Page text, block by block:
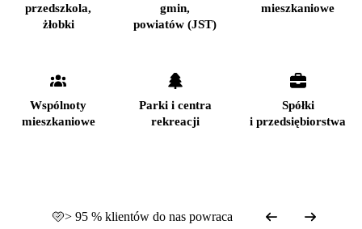
przedszkola,
żłobki
gmin,
powiatów (JST)
mieszkaniowe
Wspólnoty
mieszkaniowe
Parki i centra
rekreacji
Spółki
i przedsiębiorstwa
> 95 % klientów do nas powraca